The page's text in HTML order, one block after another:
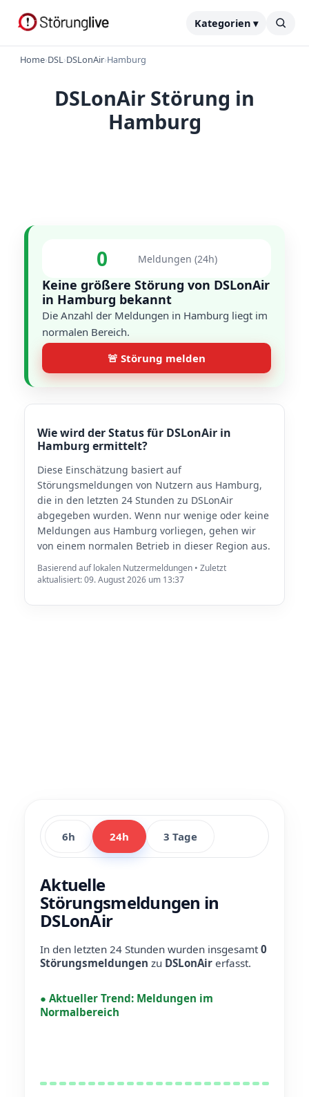
Kategorien ▾
Home›DSL›DSLonAir›Hamburg
DSLonAir Störung in
Hamburg
0 Meldungen (24h)
Keine größere Störung von DSLonAir
in Hamburg bekannt
Die Anzahl der Meldungen in Hamburg liegt im
normalen Bereich.
🚨 Störung melden
Wie wird der Status für DSLonAir in
Hamburg ermittelt?
Diese Einschätzung basiert auf
Störungsmeldungen von Nutzern aus Hamburg,
die in den letzten 24 Stunden zu DSLonAir
abgegeben wurden. Wenn nur wenige oder keine
Meldungen aus Hamburg vorliegen, gehen wir
von einem normalen Betrieb in dieser Region aus.
Basierend auf lokalen Nutzermeldungen • Zuletzt
aktualisiert: 09. August 2026 um 13:37
6h 24h 3 Tage
Aktuelle
Störungsmeldungen in
DSLonAir
In den letzten 24 Stunden wurden insgesamt0
Störungsmeldungen zu DSLonAir erfasst.
● Aktueller Trend: Meldungen im
Normalbereich